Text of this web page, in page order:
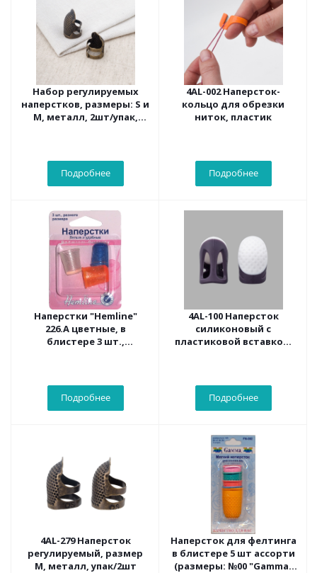
Набор регулируемых
наперстков, размеры: S и
M, металл, 2шт/упак,
Подробнее
4AL-002 Наперсток-
кольцо для обрезки
ниток, пластик
Подробнее
Наперстки "Hemline"
226.A цветные, в
блистере 3 шт.,
Подробнее
4AL-100 Наперсток
силиконовый с
пластиковой вставкой,
Подробнее
4AL-279 Наперсток
регулируемый, размер
M, металл, упак/2шт
Наперсток для фелтинга
в блистере 5 шт ассорти
(размеры: №00 "Gamma"